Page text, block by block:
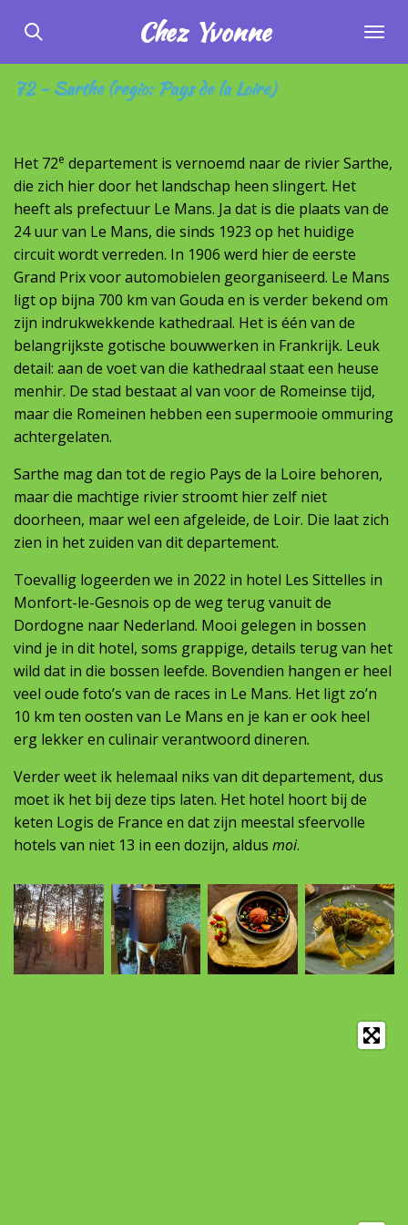
direct
naar
de
Chez Yvonne
72 - Sarthe (regio: Pays de la Loire)
Het 72e departement is vernoemd naar de rivier Sarthe,
die zich hier door het landschap heen slingert. Het
heeft als prefectuur Le Mans. Ja dat is die plaats van de
24 uur van Le Mans, die sinds 1923 op het huidige
circuit wordt verreden. In 1906 werd hier de eerste
Grand Prix voor automobielen georganiseerd. Le Mans
ligt op bijna 700 km van Gouda en is verder bekend om
zijn indrukwekkende kathedraal. Het is één van de
belangrijkste gotische bouwwerken in Frankrijk. Leuk
detail: aan de voet van die kathedraal staat een heuse
menhir. De stad bestaat al van voor de Romeinse tijd,
maar die Romeinen hebben een supermooie ommuring
achtergelaten.
Sarthe mag dan tot de regio Pays de la Loire behoren,
maar die machtige rivier stroomt hier zelf niet
doorheen, maar wel een afgeleide, de Loir. Die laat zich
zien in het zuiden van dit departement.
Toevallig logeerden we in 2022 in hotel Les Sittelles in
Monfort-le-Gesnois op de weg terug vanuit de
Dordogne naar Nederland. Mooi gelegen in bossen
vind je in dit hotel, soms grappige, details terug van het
wild dat in die bossen leefde. Bovendien hangen er heel
veel oude foto’s van de races in Le Mans. Het ligt zo’n
10 km ten oosten van Le Mans en je kan er ook heel
erg lekker en culinair verantwoord dineren.
Verder weet ik helemaal niks van dit departement, dus
moet ik het bij deze tips laten. Het hotel hoort bij de
keten Logis de France en dat zijn meestal sfeervolle
hotels van niet 13 in een dozijn, aldus moi.